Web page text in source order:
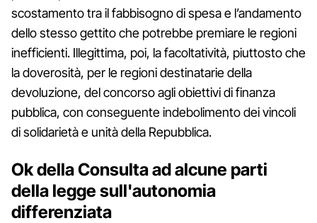
scostamento tra il fabbisogno di spesa e l’andamento
dello stesso gettito che potrebbe premiare le regioni
inefficienti. Illegittima, poi, la facoltatività, piuttosto che
la doverosità, per le regioni destinatarie della
devoluzione, del concorso agli obiettivi di finanza
pubblica, con conseguente indebolimento dei vincoli
di solidarietà e unità della Repubblica.
Ok della Consulta ad alcune parti
della legge sull'autonomia
differenziata